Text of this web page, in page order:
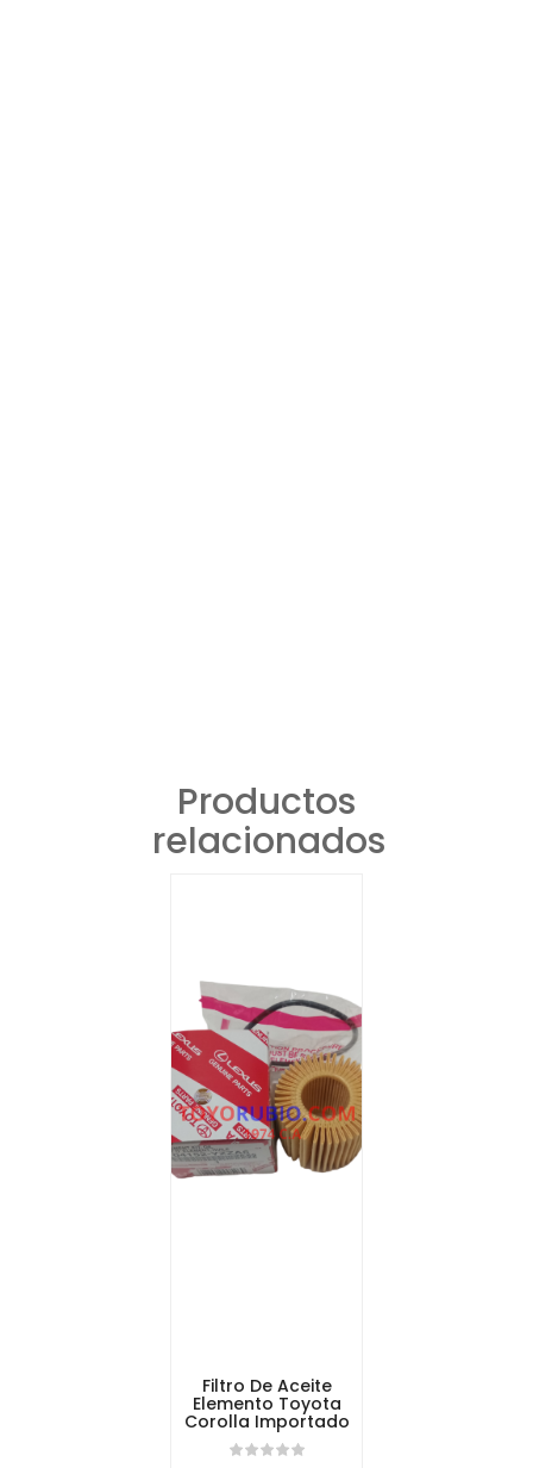
Productos
relacionados
Filtro De Aceite
Elemento Toyota
Corolla Importado